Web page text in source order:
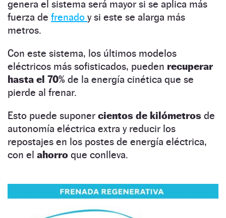
genera el sistema será mayor si se aplica más
fuerza de frenado y si este se alarga más
metros.
Con este sistema, los últimos modelos
eléctricos más sofisticados, pueden recuperar
hasta el 70% de la energía cinética que se
pierde al frenar.
Esto puede suponer cientos de kilómetros de
autonomía eléctrica extra y reducir los
repostajes en los postes de energía eléctrica,
con el ahorro que conlleva.